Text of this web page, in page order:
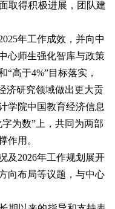
取得积极进展，团队建
年工作成效，并向中
心师生强化智库与政策
高于4%”目标落实，
济研究领域做出更大贡
学院中国教育经济信息
为数”上，共同为两部
作用。
及2026年工作规划展开
向布局等议题，与中心